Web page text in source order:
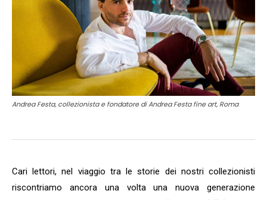
Andrea Festa, collezionista e fondatore di Andrea Festa fine art, Roma
Cari lettori, nel viaggio tra le storie dei nostri collezionisti
riscontriamo ancora una volta una nuova generazione